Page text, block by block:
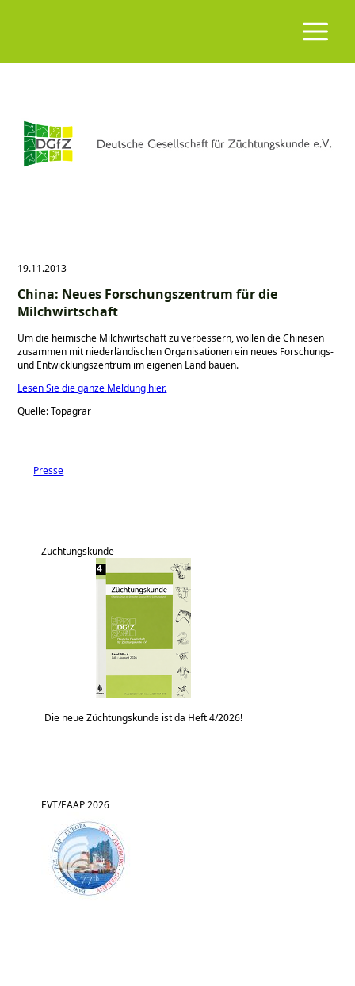
19.11.2013
China: Neues Forschungszentrum für die
Milchwirtschaft
Um die heimische Milchwirtschaft zu verbessern, wollen die Chinesen
zusammen mit niederländischen Organisationen ein neues Forschungs-
und Entwicklungszentrum im eigenen Land bauen.
Lesen Sie die ganze Meldung hier.
Quelle: Topagrar
Presse
Züchtungskunde
Die neue Züchtungskunde ist da Heft 4/2026!
EVT/EAAP 2026